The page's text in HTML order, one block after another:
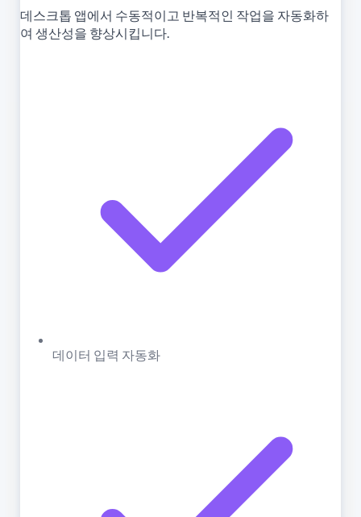
데스크톱 앱에서 수동적이고 반복적인 작업을 자동화하
여 생산성을 향상시킵니다.
데이터 입력 자동화